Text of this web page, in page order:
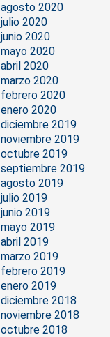
agosto 2020
julio 2020
junio 2020
mayo 2020
abril 2020
marzo 2020
febrero 2020
enero 2020
diciembre 2019
noviembre 2019
octubre 2019
septiembre 2019
agosto 2019
julio 2019
junio 2019
mayo 2019
abril 2019
marzo 2019
febrero 2019
enero 2019
diciembre 2018
noviembre 2018
octubre 2018